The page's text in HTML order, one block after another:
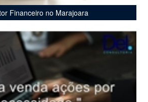
Financeiro no Marajoara